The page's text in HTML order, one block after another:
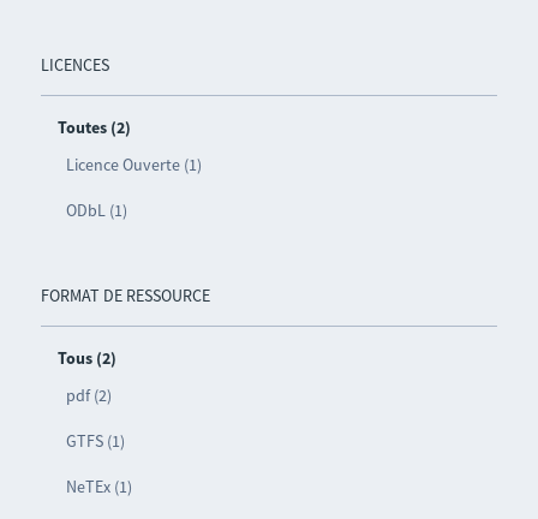
LICENCES
Toutes (2)
Licence Ouverte (1)
ODbL (1)
FORMAT DE RESSOURCE
Tous (2)
pdf (2)
GTFS (1)
NeTEx (1)